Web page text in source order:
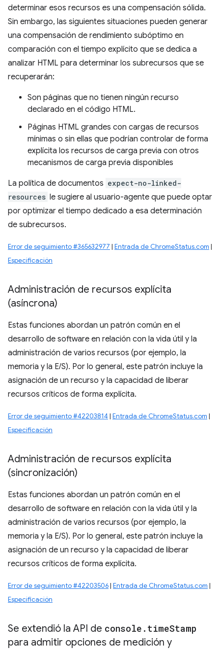
determinar esos recursos es una compensación sólida.
Sin embargo, las siguientes situaciones pueden generar
una compensación de rendimiento subóptimo en
comparación con el tiempo explícito que se dedica a
analizar HTML para determinar los subrecursos que se
recuperarán:
Son páginas que no tienen ningún recurso
declarado en el código HTML.
Páginas HTML grandes con cargas de recursos
mínimas o sin ellas que podrían controlar de forma
explícita los recursos de carga previa con otros
mecanismos de carga previa disponibles
La política de documentos expect-no-linked-
resources le sugiere al usuario-agente que puede optar
por optimizar el tiempo dedicado a esa determinación
de subrecursos.
Error de seguimiento #365632977 | Entrada de ChromeStatus.com |
Especificación
Administración de recursos explícita
(asíncrona)
Estas funciones abordan un patrón común en el
desarrollo de software en relación con la vida útil y la
administración de varios recursos (por ejemplo, la
memoria y la E/S). Por lo general, este patrón incluye la
asignación de un recurso y la capacidad de liberar
recursos críticos de forma explícita.
Error de seguimiento #42203814 | Entrada de ChromeStatus.com |
Especificación
Administración de recursos explícita
(sincronización)
Estas funciones abordan un patrón común en el
desarrollo de software en relación con la vida útil y la
administración de varios recursos (por ejemplo, la
memoria y la E/S). Por lo general, este patrón incluye la
asignación de un recurso y la capacidad de liberar
recursos críticos de forma explícita.
Error de seguimiento #42203506| Entrada de ChromeStatus.com |
Especificación
Se extendió la API de console . timeStamp
para admitir opciones de medición y